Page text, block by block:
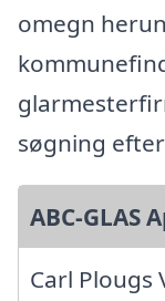
omegn
søgning
ABC-GLAS
Carl Plougs